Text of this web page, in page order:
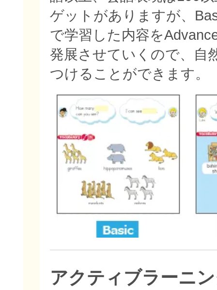
ゲットがありますが、
で学習した内容を
発展させていくので、自
つけることができます。
アクティブラーニ